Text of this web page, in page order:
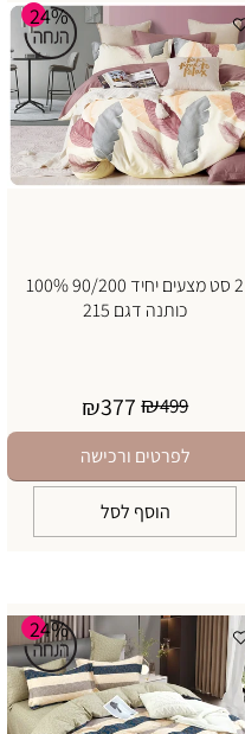
24%
2 סט מצעים יחיד 90/200 100%
כותנה דגם 215
₪499
₪377
לפרטים ורכישה
הוסף לסל
24%